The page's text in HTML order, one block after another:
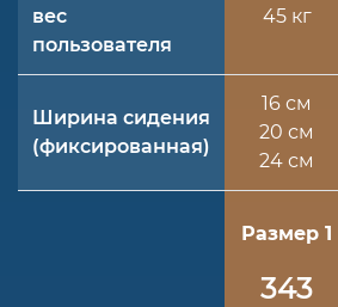
вес
пользователя
45 кг
Ширина сидения
(фиксированная)
16 см
20 см
24 см
Размер 1
343